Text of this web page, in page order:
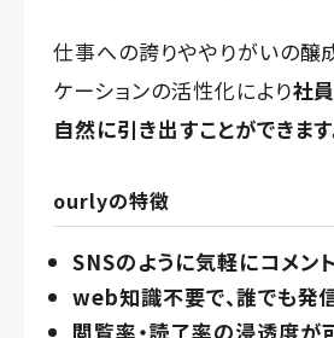
仕事への誇りややりがいの醸
ケーションの活性化により社
自然に引き出すことができます
ourlyの特徴
SNSのように気軽にコメン
web知識不要で、誰でも発
閲覧率・読了率の浸透度が